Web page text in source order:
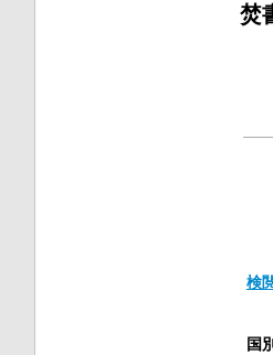
焚
検
国別